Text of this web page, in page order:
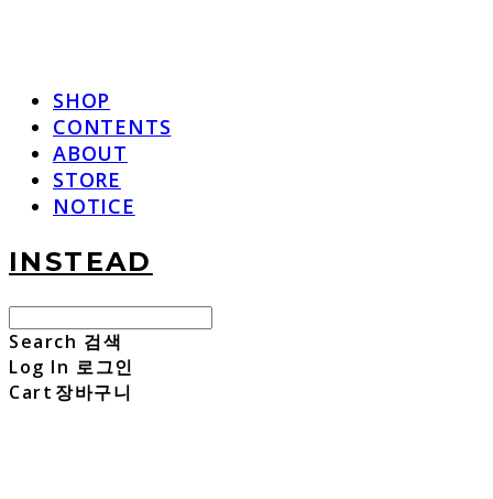
SHOP
CONTENTS
ABOUT
STORE
NOTICE
INSTEAD
Search 검색
Log In 로그인
Cart 장바구니